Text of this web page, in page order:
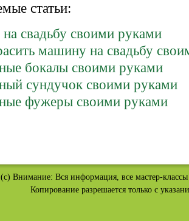
статьи:
свадьбу своими руками
машину на свадьбу
бокалы своими руками
сундучок своими руками
фужеры своими руками
Внимание: Вся информация, все мастер-
Копирование разрешается только с